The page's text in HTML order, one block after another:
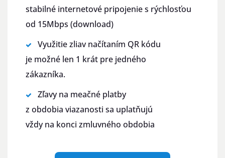
stabilné internetové pripojenie s rýchlosťou
od 15Mbps (download)
Využitie zliav načítaním QR kódu
je možné len 1 krát pre jedného
zákazníka.
Zľavy na meačné platby
z obdobia viazanosti sa uplatňujú
vždy na konci zmluvného obdobia